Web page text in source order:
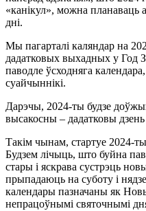
«канiкул», можна планаваць
дні.
Мы пагарталі каляндар на
дадатковых выхадных у Год
паводле ўсходняга
суайчыннікі.
Дарэчы, 2024-ты будзе
высакосны – дадатковы
Такім чынам, стартуе 2024-
Будзем лічыць, што буйна
стары і яскрава сустрэць
прыпадаюць на суботу і
календары пазначаны як
непрацоўнымі святочнымі